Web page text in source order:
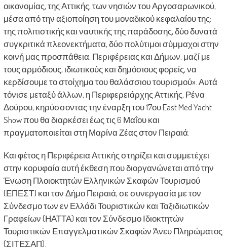
οικονομίας, της Αττικής, των νησιών του Αργοσαρωνικού,
μέσα από την αξιοποίηση του μοναδικού κεφαλαίου της:
της πολιτιστικής και ναυτικής της παράδοσης, δύο δυνατά
συγκριτικά πλεονεκτήματα, δύο πολύτιμοι σύμμαχοι στην
κοινή μας προσπάθεια, Περιφέρειας και Δήμων, μαζί με
τους αρμόδιους, ιδιωτικούς και δημόσιους φορείς, να
κερδίσουμε το στοίχημα του θαλάσσιου τουρισμού». Αυτά
τόνισε μεταξύ άλλων, η Περιφερειάρχης Αττικής, Ρένα
Δούρου, κηρύσσοντας την έναρξη του 17ου East Med Yacht
Show που θα διαρκέσει έως τις 6 Μαΐου και
πραγματοποιείται στη Μαρίνα Ζέας στον Πειραιά.
Και φέτος η Περιφέρεια Αττικής στηρίζει και συμμετέχει
στην κορυφαία αυτή έκθεση που διοργανώνεται από την
Ένωση Πλοιοκτητών Ελληνικών Σκαφών Τουρισμού
(ΕΠΕΣΤ) και τον Δήμο Πειραιά, σε συνεργασία με τον
Σύνδεσμο των εν Ελλάδι Τουριστικών και Ταξιδιωτικών
Γραφείων (ΗΑΤΤΑ) και τον Σύνδεσμο Ιδιοκτητών
Τουριστικών Επαγγελματικών Σκαφών Άνευ Πληρώματος
(ΣΙΤΕΣΑΠ).